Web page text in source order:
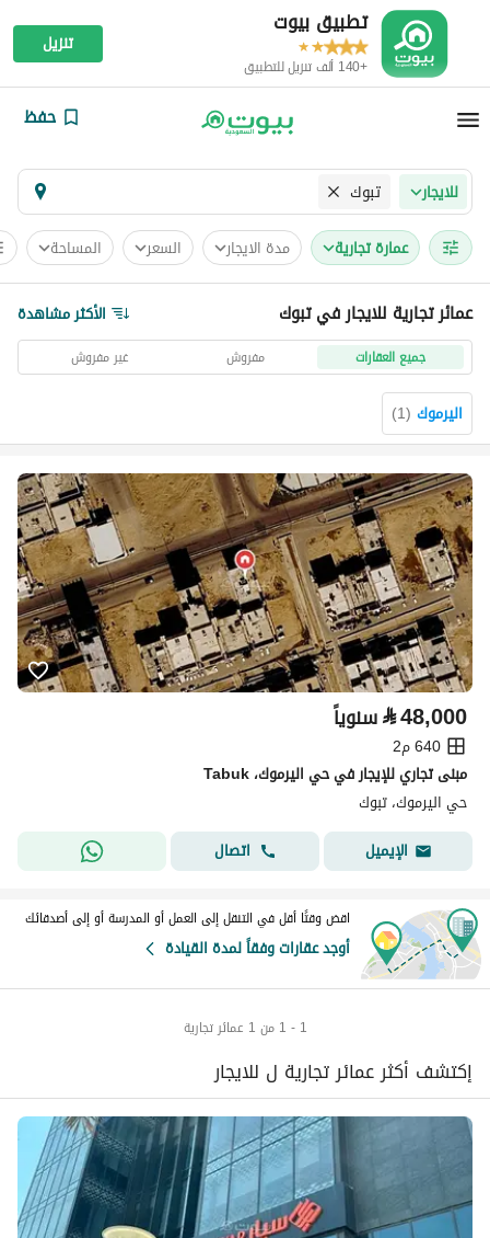
تطبيق بيوت
+140 ألف تنزيل للتطبيق
تنزيل
حفظ
للايجار تبوك
عمارة تجارية مدة الايجار السعر المساحة
عمائر تجارية للايجار في تبوك الأكثر مشاهدة
جميع العقارات مفروش غير مفروش
اليرموك (
1
)
⃁48,000 سنوياً
640 م2
مبنى تجاري للإيجار في حي اليرموك، Tabuk
حي اليرموك، تبوك
الإيميل
اتصال
اقض وقتًا أقل في التنقل إلى العمل أو المدرسة أو إلى أصدقائك
أوجد عقارات وفقاً لمدة القيادة
1 - 1 من 1 عمائر تجارية
إكتشف أكثر عمائر تجارية ل للايجار